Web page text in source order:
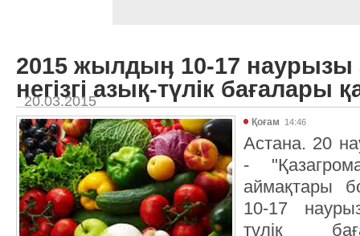
2015 жылдыӊ 10-17
негізгі азық-түлік бағалары
20.03.2015
Қоғам 14:46
Астана. 20
-
аймақтары
10-17
түлік